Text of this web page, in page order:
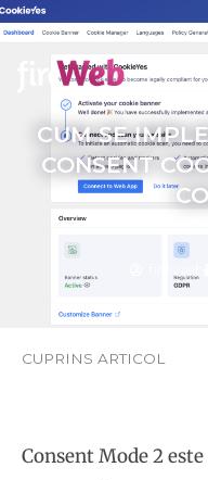
Skip
content
CUM SE
CONSENT
CUPRINS ARTICOL
Consent Mode 2